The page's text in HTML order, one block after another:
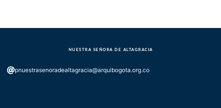
NUESTRA SEÑORA DE ALTAGRACIA
pnuestrasenoradealtagracia@arquibogota.org.co